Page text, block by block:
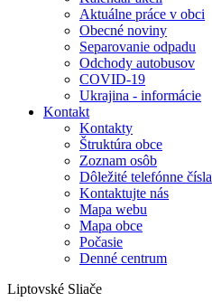
Aktuálne práce v obci
Obecné noviny
Separovanie odpadu
Odchody autobusov
COVID-19
Ukrajina - informácie
Kontakt
Kontakty
Štruktúra obce
Zoznam osôb
Dôležité telefónne čísla
Kontaktujte nás
Mapa webu
Mapa obce
Počasie
Denné centrum
Liptovské Sliače